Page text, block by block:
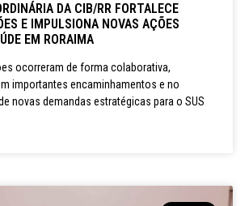
DA CIB/RR FORTALECE
E IMPULSIONA NOVAS AÇÕES
EM RORAIMA
ocorreram de forma colaborativa,
importantes encaminhamentos e no
novas demandas estratégicas para o SUS